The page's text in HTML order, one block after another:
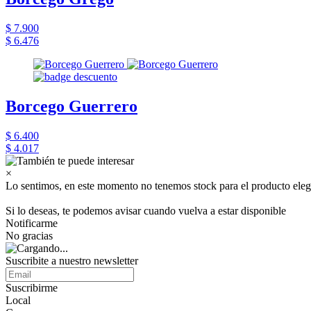
$ 7.900
$ 6.476
Borcego Guerrero
$ 6.400
$ 4.017
×
Lo sentimos, en este momento no tenemos stock para el producto
Si lo deseas, te podemos avisar cuando vuelva a estar disponible
Notificarme
No gracias
Suscribite a nuestro newsletter
Suscribirme
Local